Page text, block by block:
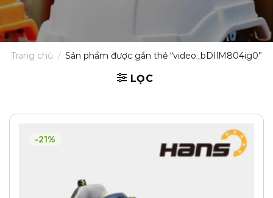
Trang chủ / Sản phẩm được gắn thẻ “video_bDIlM804ig0”
LỌC
-21%